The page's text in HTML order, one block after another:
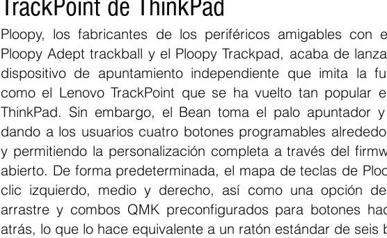
TrackPoint de ThinkPad
Ploopy, los fabricantes de los periféricos amigables con
Ploopy Adept trackball y el Ploopy Trackpad, acaba de
dispositivo de apuntamiento independiente que imita la
como el Lenovo TrackPoint que se ha vuelto tan popular
ThinkPad. Sin embargo, el Bean toma el palo apuntador
dando a los usuarios cuatro botones programables
y permitiendo la personalización completa a través del
abierto. De forma predeterminada, el mapa de teclas de
clic izquierdo, medio y derecho, así como una opción
arrastre y combos QMK preconfigurados para botones
atrás, lo que lo hace equivalente a un ratón estándar de seis